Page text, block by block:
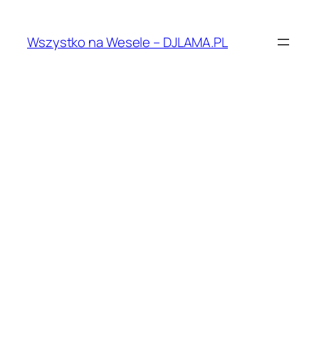
treściWszystko na Wesele – DJLAMA.PL